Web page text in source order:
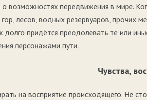
возможностях передвижения в мире.
лесов, водных резервуаров, прочих
долго придётся преодолевать те или
персонажами пути.
Чувства,
на восприятие происходящего. Не